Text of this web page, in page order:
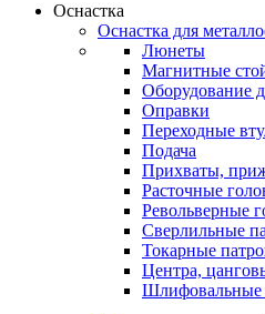
Оснастка
Оснастка для
Люнеты
Магнитные
Оборудование
Оправки
Переходные
Подача
Прихваты,
Расточные
Револьверные
Сверлильные
Токарные
Центра,
Шлифовальные